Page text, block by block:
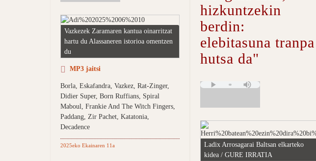
Vazkezek Zaramaren kantua oinarritzat
hartu du Alassaneren istorioa omentzen
du
MP3 jaitsi
Borla, Eskafandra, Vazkez, Rat-Zinger,
Didier Super, Born Ruffians, Spiral
Maboul, Frankie And The Witch Fingers,
Paddang, Zir Pachet, Katatonia,
Decadence
2025eko Ekainaren 11a
hizkuntzekin
berdin:
elebitasuna tranpa
hutsa da"
Ladix Arrosagarai Baltsan elkarteko
kidea / GURE IRRATIA